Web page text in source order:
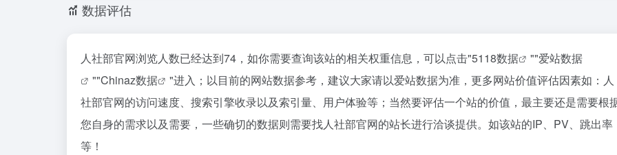
数据评估
人社部官网浏览人数已经达到74，如你需要查询该站的相关权重信息，可以点击"5118数据 ""爱站数据
""Chinaz数据
"进入；以目前的网站数据参考，建议大家请以爱站数据为准，更多网站价值评估因素如：人
社部官网的访问速度、搜索引擎收录以及索引量、用户体验等；当然要评估一个站的价值，最主要还是需要根
您自身的需求以及需要，一些确切的数据则需要找人社部官网的站长进行洽谈提供。如该站的IP、PV、跳出率
等！